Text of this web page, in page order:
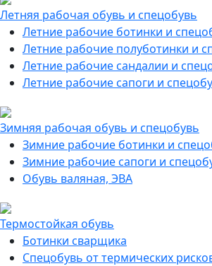
Летняя рабочая обувь и спецобувь
Летние рабочие ботинки и
Летние рабочие полуботинки и
Летние рабочие сандалии и
Летние рабочие сапоги и
Зимняя рабочая обувь и спецобувь
Зимние рабочие ботинки и
Зимние рабочие сапоги и
Обувь валяная, ЭВА
Термостойкая обувь
Ботинки сварщика
Спецобувь от термических